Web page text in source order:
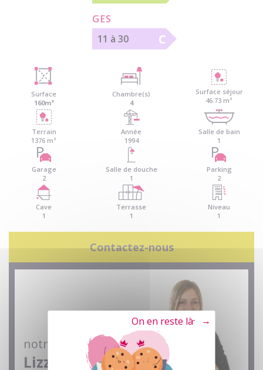
GES
11 à 30
C
Surface
160m²
Chambre(s)
4
Surface séjour
46.73 m²
Terrain
1376 m²
Année
1994
Salle de bain
1
Garage
2
Salle de douche
1
Parking
2
Cave
1
Terrasse
1
Niveau
1
Contactez-nous
notre conseillère
Lizzy
Tout refuser